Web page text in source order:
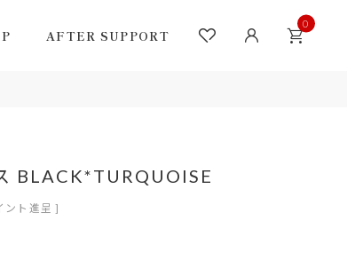
AFTER SUPPORT
0
BLACK*TURQUOISE
ント進呈 ]